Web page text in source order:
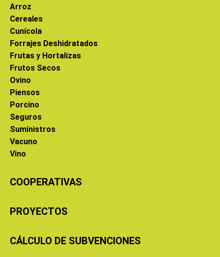
Arroz
Cereales
Cunícola
Forrajes Deshidratados
Frutas y Hortalizas
Frutos Secos
Ovino
Piensos
Porcino
Seguros
Suministros
Vacuno
Vino
COOPERATIVAS
PROYECTOS
CÁLCULO DE SUBVENCIONES